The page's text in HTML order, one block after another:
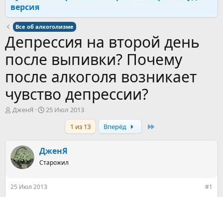
версия
Все об алкоголизме
Депрессия на второй день
после выпивки? Почему
после алкоголя возникает
чувство депрессии?
А
т
е
ДженЯ
Д
а
ч
а
25 Июл 2013
1 из 13
Вперёд
ДженЯ
Старожил
25 Июл 2013 #1